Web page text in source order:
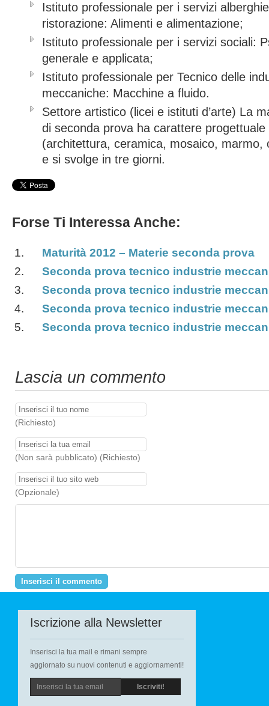
Istituto professionale per i servizi
ristorazione: Alimenti e alimentazione;
Istituto professionale per i servizi sociali:
generale e applicata;
Istituto professionale per Tecnico delle
meccaniche: Macchine a fluido.
Settore artistico (licei e istituti d’arte) La
di seconda prova ha carattere progettuale
(architettura, ceramica, mosaico, marmo,
e si svolge in tre giorni.
Forse Ti Interessa Anche:
Maturità 2012 – Materie seconda prova
Seconda prova tecnico industrie
Seconda prova tecnico industrie
Seconda prova tecnico industrie
Seconda prova tecnico industrie
Lascia un commento
(Richiesto)
(Non sarà pubblicato) (Richiesto)
(Opzionale)
Iscrizione alla Newsletter
Inserisci la tua mail e rimani sempre
aggiornato su nuovi contenuti e aggiornamenti!